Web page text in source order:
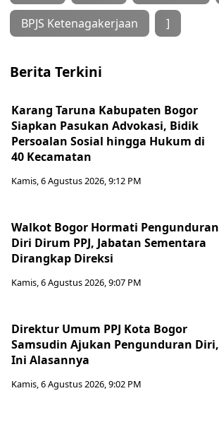
BPJS Ketenagakerjaan ]
Berita Terkini
Karang Taruna Kabupaten Bogor
Siapkan Pasukan Advokasi, Bidik
Persoalan Sosial hingga Hukum di
40 Kecamatan
Kamis, 6 Agustus 2026, 9:12 PM
Walkot Bogor Hormati Pengunduran
Diri Dirum PPJ, Jabatan Sementara
Dirangkap Direksi
Kamis, 6 Agustus 2026, 9:07 PM
Direktur Umum PPJ Kota Bogor
Samsudin Ajukan Pengunduran Diri,
Ini Alasannya
Kamis, 6 Agustus 2026, 9:02 PM